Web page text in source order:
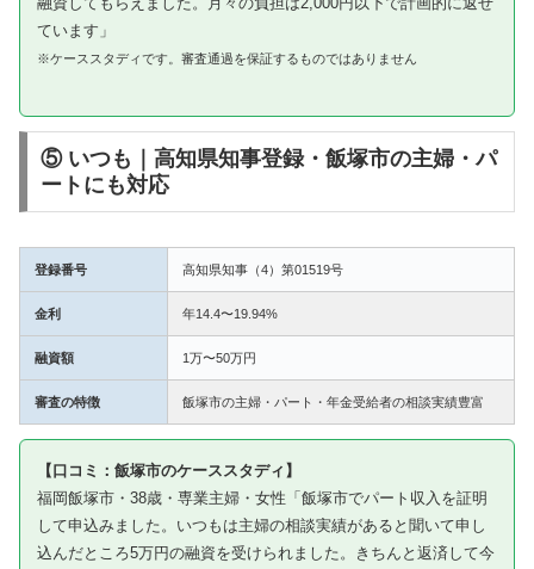
ています」
※ケーススタディです。審査通過を保証するものではありません
⑤ いつも｜高知県知事登録・飯塚市の主婦・パ
ートにも対応
登録番号 高知県知事（4）第01519号
金利 年14.4〜19.94%
融資額 1万〜50万円
審査の特徴 飯塚市の主婦・パート・年金受給者の相談実績豊富
【口コミ：飯塚市のケーススタディ】
福岡飯塚市・38歳・専業主婦・女性「飯塚市でパート収入を証明
して申込みました。いつもは主婦の相談実績があると聞いて申し
込んだところ5万円の融資を受けられました。きちんと返済して今